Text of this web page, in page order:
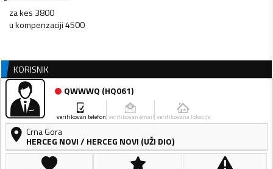
za kes 3800
u kompenzaciji 4500
KORISNIK
QWWWQ (HQ061)
verifikovan telefon verifikovan email verifikovana lokacija
Crna Gora
HERCEG NOVI/ HERCEG NOVI (UŽI DIO)